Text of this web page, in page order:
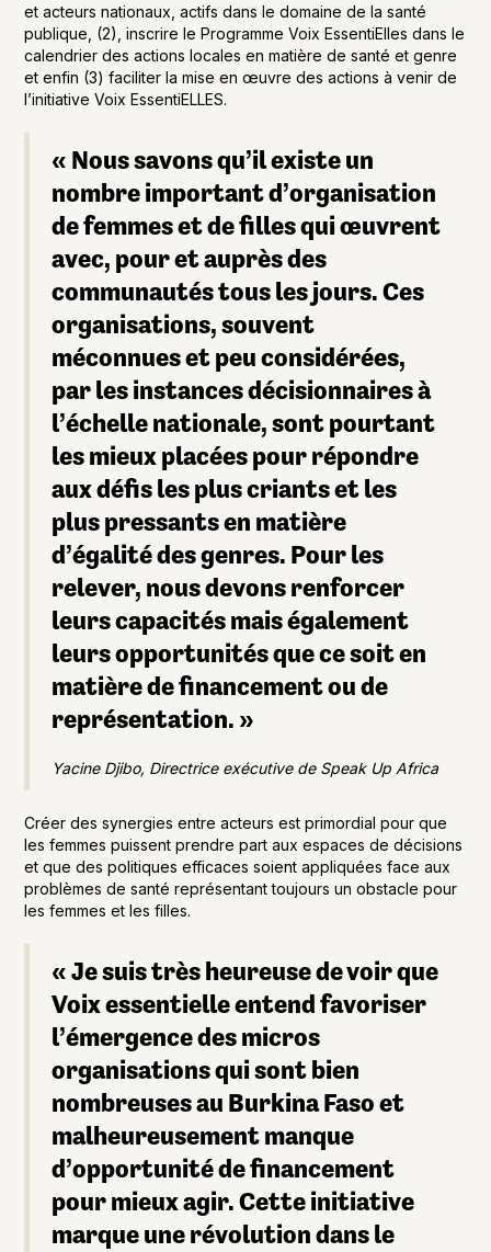
et acteurs nationaux, actifs dans le domaine de la santé
publique, (2), inscrire le Programme Voix EssentiElles dans le
calendrier des actions locales en matière de santé et genre
et enfin (3) faciliter la mise en œuvre des actions à venir de
l’initiative Voix EssentiELLES.
« Nous savons qu’il existe un
nombre important d’organisation
de femmes et de filles qui œuvrent
avec, pour et auprès des
communautés tous les jours. Ces
organisations, souvent
méconnues et peu considérées,
par les instances décisionnaires à
l’échelle nationale, sont pourtant
les mieux placées pour répondre
aux défis les plus criants et les
plus pressants en matière
d’égalité des genres. Pour les
relever, nous devons renforcer
leurs capacités mais également
leurs opportunités que ce soit en
matière de financement ou de
représentation. »
Yacine Djibo, Directrice exécutive de Speak Up Africa
Créer des synergies entre acteurs est primordial pour que
les femmes puissent prendre part aux espaces de décisions
et que des politiques efficaces soient appliquées face aux
problèmes de santé représentant toujours un obstacle pour
les femmes et les filles.
« Je suis très heureuse de voir que
Voix essentielle entend favoriser
l’émergence des micros
organisations qui sont bien
nombreuses au Burkina Faso et
malheureusement manque
d’opportunité de financement
pour mieux agir. Cette initiative
marque une révolution dans le